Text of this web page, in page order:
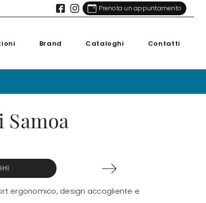
Prenota un appuntamento
Brand Cataloghi Contatti
Samoa
ergonomico, design accogliente e